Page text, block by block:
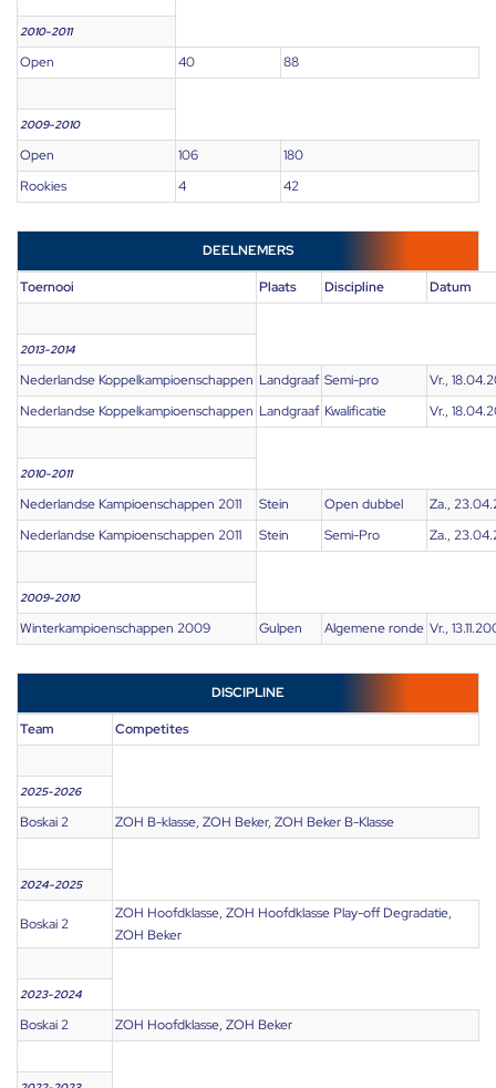
2010-2011
Open 40 88
2009-2010
Open 106
180
Rookies
4 42
DEELNEMERS
Toernooi Plaats Discipline Datum
2013-2014
Nederlandse Koppelkampioenschappen Landgraaf Semi-pro
Vr.,
Nederlandse Koppelkampioenschappen Landgraaf Kwalificatie Vr.,
2010-2011
Nederlandse Kampioenschappen 2011 Stein Open dubbel
Za.,
Nederlandse Kampioenschappen 2011
Stein Semi-Pro Za.,
2009-2010
Winterkampioenschappen 2009 Gulpen Algemene ronde Vr.,
DISCIPLINE
Team Competites
2025-2026
Boskai 2 ZOH B-klasse, ZOH Beker, ZOH Beker B-Klasse
2024-2025
Boskai 2
ZOH Hoofdklasse, ZOH Hoofdklasse Play-off Degradatie,
ZOH Beker
2023-2024
Boskai 2 ZOH Hoofdklasse, ZOH Beker